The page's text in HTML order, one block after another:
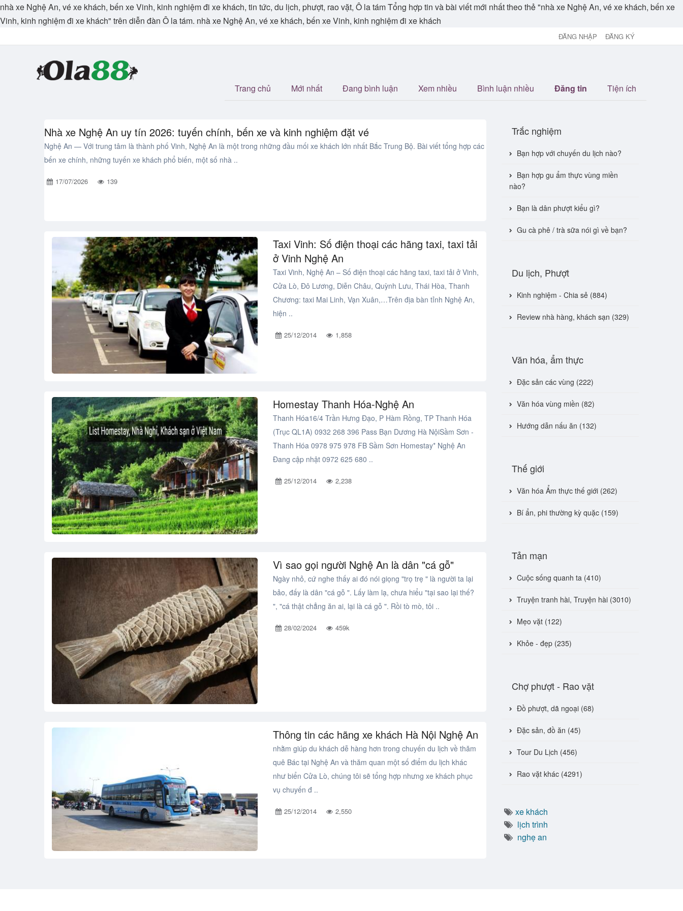
nhà xe Nghệ An, vé xe khách, bến xe Vinh, kinh nghiệm đi xe khách, tin tức, du lịch, phượt, rao vặt, Ô la tám Tổng hợp tin và bài viết mới nhất theo thẻ "nhà xe Nghệ An, vé xe khách, bến xe
Vinh, kinh nghiệm đi xe khách" trên diễn đàn Ô la tám. nhà xe Nghệ An, vé xe khách, bến xe Vinh, kinh nghiệm đi xe khách
ĐĂNG NHẬP ĐĂNG KÝ
Trang chủ Mới nhất Đang bình luận Xem nhiều Bình luận nhiều Đăng tin Tiện ích
Nhà xe Nghệ An uy tín 2026: tuyến chính, bến xe và kinh nghiệm đặt vé
Nghệ An — Với trung tâm là thành phố Vinh, Nghệ An là một trong những đầu mối xe khách lớn nhất Bắc Trung Bộ. Bài viết tổng hợp các
bến xe chính, những tuyến xe khách phổ biến, một số nhà ..
17/07/2026 139
Taxi Vinh: Số điện thoại các hãng taxi, taxi tải
ở Vinh Nghệ An
Taxi Vinh, Nghệ An – Số điện thoại các hãng taxi, taxi tải ở Vinh,
Cửa Lò, Đô Lương, Diễn Châu, Quỳnh Lưu, Thái Hòa, Thanh
Chương: taxi Mai Linh, Vạn Xuân,…Trên địa bàn tỉnh Nghệ An,
hiện ..
25/12/2014 1,858
Homestay Thanh Hóa-Nghệ An
Thanh Hóa16/4 Trần Hưng Đạo, P Hàm Rồng, TP Thanh Hóa
(Trục QL1A) 0932 268 396 Pass Bạn Dương Hà NộiSầm Sơn -
Thanh Hóa 0978 975 978 FB Sầm Sơn Homestay* Nghệ An
Đang cập nhật 0972 625 680 ..
25/12/2014 2,238
Vì sao gọi người Nghệ An là dân "cá gỗ"
Ngày nhỏ, cứ nghe thấy ai đó nói giọng "trọ trẹ " là người ta lại
bảo, đấy là dân "cá gỗ ". Lấy làm lạ, chưa hiểu "tại sao lại thế?
", "cá thật chẳng ăn ai, lại là cá gỗ ". Rồi tò mò, tôi ..
28/02/2024 459k
Thông tin các hãng xe khách Hà Nội Nghệ An
nhằm giúp du khách dễ hàng hơn trong chuyến du lịch về thăm
quê Bác tại Nghệ An và thăm quan một số điểm du lịch khác
như biển Cửa Lò, chúng tôi sẽ tổng hợp nhưng xe khách phục
vụ chuyến đ ..
25/12/2014 2,550
Trắc nghiệm
Bạn hợp với chuyến du lịch nào?
Bạn hợp gu ẩm thực vùng miền
nào?
Bạn là dân phượt kiểu gì?
Gu cà phê / trà sữa nói gì về bạn?
Du lịch, Phượt
Kinh nghiệm - Chia sẻ (884)
Review nhà hàng, khách sạn (329)
Văn hóa, ẩm thực
Đặc sản các vùng (222)
Văn hóa vùng miền (82)
Hướng dẫn nấu ăn (132)
Thế giới
Văn hóa Ẩm thực thế giới (262)
Bí ẩn, phi thường kỳ quặc (159)
Tản mạn
Cuộc sống quanh ta (410)
Truyện tranh hài, Truyện hài (3010)
Mẹo vặt (122)
Khỏe - đẹp (235)
Chợ phượt - Rao vặt
Đồ phượt, dã ngoại (68)
Đặc sản, đồ ăn (45)
Tour Du Lịch (456)
Rao vặt khác (4291)
xe khách
lịch trình
nghẹ an